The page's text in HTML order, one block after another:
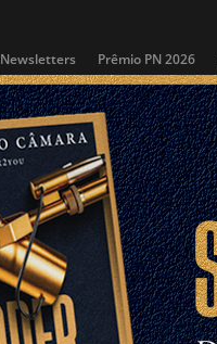
Newsletters Prêmio PN 2026